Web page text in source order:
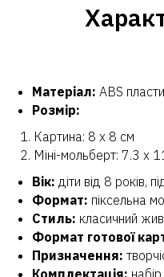
Матеріал: ABS
Розмір:
Картина: 8 х 8 см
Міні-мольберт: 7.3 х
Вік: діти від 8 років,
Формат: піксельна
Стиль: класичний
Формат готової
Призначення:
Комплектація: